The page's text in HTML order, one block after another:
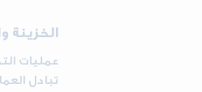
الخزينة
عمليات
تبادل